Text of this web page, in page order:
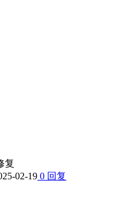
复
02-19 0 回复